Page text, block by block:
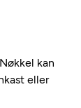
kan
eller